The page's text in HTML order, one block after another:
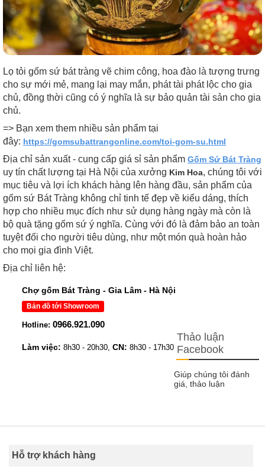
Lọ tỏi gốm sứ bát tràng vẽ chim công, hoa đào là tượng trưng
cho sự mới mẻ, mang lại may mắn, phát tài phát lộc cho gia
chủ, đồng thời cũng có ý nghĩa là sự bảo quản tài sản cho gia
chủ.
=> Bạn xem them nhiều sản phẩm tại
đây: https://gomsubattrangonline.com/toi-gom-su.html
Địa chỉ sản xuất - cung cấp giá sỉ sản phẩm Gốm Sứ Bát Tràng
uy tín chất lượng tại Hà Nội của xưởng Kim Hoa, chúng tôi với
mục tiêu và lợi ích khách hàng lên hàng đầu, sản phẩm của
gốm sứ Bát Tràng không chỉ tinh tế đẹp về kiểu dáng, thích
hợp cho nhiều mục đích như sử dụng hàng ngày mà còn là
bộ quà tặng gốm sứ ý nghĩa. Cùng với đó là đảm bảo an toàn
tuyệt đối cho người tiêu dùng, như một món quà hoàn hảo
cho mọi gia đình Việt.
Địa chỉ liên hệ:
Chợ gốm Bát Tràng - Gia Lâm - Hà Nội
Bản đồ tới Showroom
Hotline: 0966.921.090
Làm việc: 8h30 - 20h30, CN: 8h30 - 17h30
Thảo luận
Facebook
Giúp chúng tôi đánh
giá, thảo luận
Hỗ trợ khách hàng